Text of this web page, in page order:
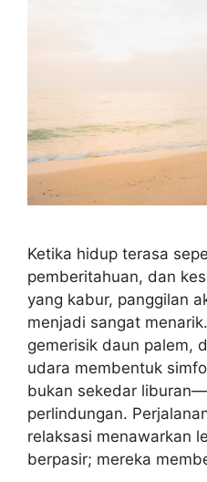
Ketika hidup terasa
pemberitahuan, dan
yang kabur, panggilan
menjadi sangat
gemerisik daun palem,
udara membentuk
bukan sekedar
perlindungan.
relaksasi menawarkan
berpasir; mereka